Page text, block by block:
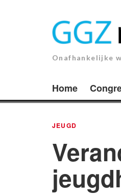
Onafhankelijke
Home
JEUGD